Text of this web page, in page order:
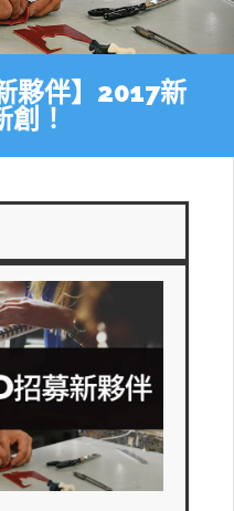
夥伴】2017新
！